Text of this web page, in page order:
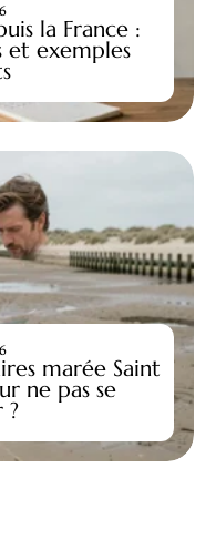
la France :
et exemples
marée Saint
ne pas se
?